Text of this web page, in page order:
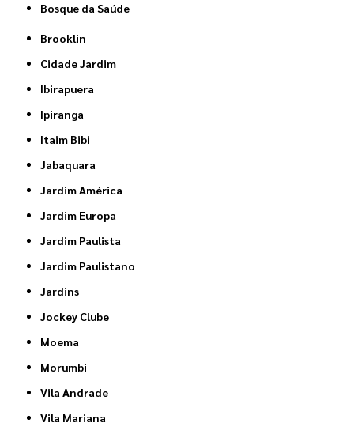
Bosque da Saúde
Brooklin
Cidade Jardim
Ibirapuera
Ipiranga
Itaim Bibi
Jabaquara
Jardim América
Jardim Europa
Jardim Paulista
Jardim Paulistano
Jardins
Jockey Clube
Moema
Morumbi
Vila Andrade
Vila Mariana